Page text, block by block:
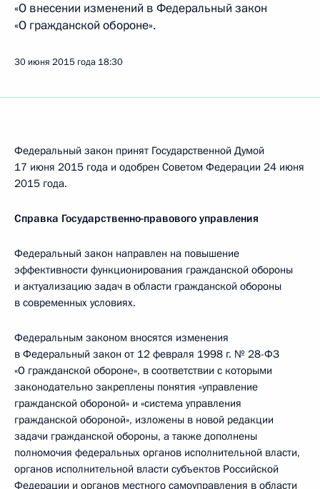
«О внесении изменений в Федеральный закон
«О гражданской обороне».
30 июня 2015 года 18:30
Федеральный закон принят Государственной Думой
17 июня 2015 года и одобрен Советом Федерации 24 июня
2015 года.
Справка Государственно-правового управления
Федеральный закон направлен на повышение
эффективности функционирования гражданской обороны
и актуализацию задач в области гражданской обороны
в современных условиях.
Федеральным законом вносятся изменения
в Федеральный закон от 12 февраля 1998 г. № 28-ФЗ
«О гражданской обороне», в соответствии с которыми
законодательно закреплены понятия «управление
гражданской обороной» и «система управления
гражданской обороной», изложены в новой редакции
задачи гражданской обороны, а также дополнены
полномочия федеральных органов исполнительной власти,
органов исполнительной власти субъектов Российской
Федерации и органов местного самоуправления в области